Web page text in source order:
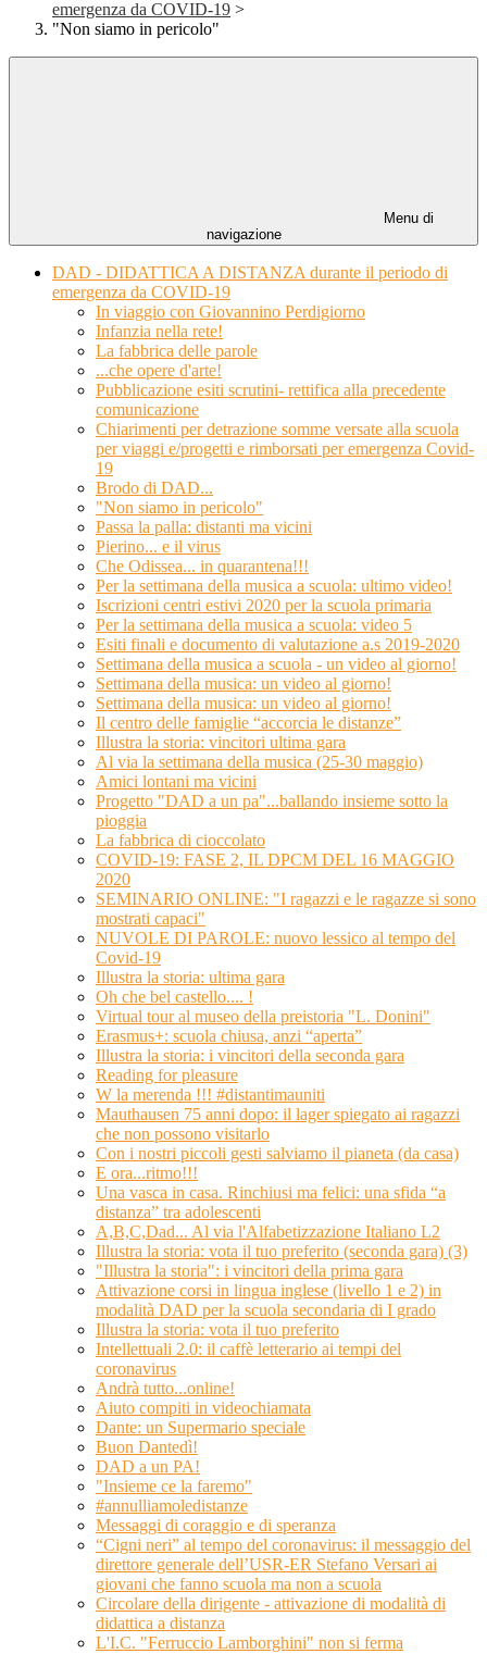
emergenza da COVID-19 >
"Non siamo in pericolo"
Menu di
navigazione
DAD - DIDATTICA A DISTANZA durante il periodo di
emergenza da COVID-19
In viaggio con Giovannino Perdigiorno
Infanzia nella rete!
La fabbrica delle parole
...che opere d'arte!
Pubblicazione esiti scrutini- rettifica alla precedente
comunicazione
Chiarimenti per detrazione somme versate alla scuola
per viaggi e/progetti e rimborsati per emergenza Covid-
19
Brodo di DAD...
"Non siamo in pericolo"
Passa la palla: distanti ma vicini
Pierino... e il virus
Che Odissea... in quarantena!!!
Per la settimana della musica a scuola: ultimo video!
Iscrizioni centri estivi 2020 per la scuola primaria
Per la settimana della musica a scuola: video 5
Esiti finali e documento di valutazione a.s 2019-2020
Settimana della musica a scuola - un video al giorno!
Settimana della musica: un video al giorno!
Settimana della musica: un video al giorno!
Il centro delle famiglie “accorcia le distanze”
Illustra la storia: vincitori ultima gara
Al via la settimana della musica (25-30 maggio)
Amici lontani ma vicini
Progetto "DAD a un pa"...ballando insieme sotto la
pioggia
La fabbrica di cioccolato
COVID-19: FASE 2, IL DPCM DEL 16 MAGGIO
2020
SEMINARIO ONLINE: "I ragazzi e le ragazze si sono
mostrati capaci"
NUVOLE DI PAROLE: nuovo lessico al tempo del
Covid-19
Illustra la storia: ultima gara
Oh che bel castello.... !
Virtual tour al museo della preistoria "L. Donini"
Erasmus+: scuola chiusa, anzi “aperta”
Illustra la storia: i vincitori della seconda gara
Reading for pleasure
W la merenda !!! #distantimauniti
Mauthausen 75 anni dopo: il lager spiegato ai ragazzi
che non possono visitarlo
Con i nostri piccoli gesti salviamo il pianeta (da casa)
E ora...ritmo!!!
Una vasca in casa. Rinchiusi ma felici: una sfida “a
distanza” tra adolescenti
A,B,C,Dad... Al via l'Alfabetizzazione Italiano L2
Illustra la storia: vota il tuo preferito (seconda gara) (3)
"Illustra la storia": i vincitori della prima gara
Attivazione corsi in lingua inglese (livello 1 e 2) in
modalità DAD per la scuola secondaria di I grado
Illustra la storia: vota il tuo preferito
Intellettuali 2.0: il caffè letterario ai tempi del
coronavirus
Andrà tutto...online!
Aiuto compiti in videochiamata
Dante: un Supermario speciale
Buon Dantedì!
DAD a un PA!
"Insieme ce la faremo"
#annulliamoledistanze
Messaggi di coraggio e di speranza
“Cigni neri” al tempo del coronavirus: il messaggio del
direttore generale dell’USR-ER Stefano Versari ai
giovani che fanno scuola ma non a scuola
Circolare della dirigente - attivazione di modalità di
didattica a distanza
L'I.C. "Ferruccio Lamborghini" non si ferma